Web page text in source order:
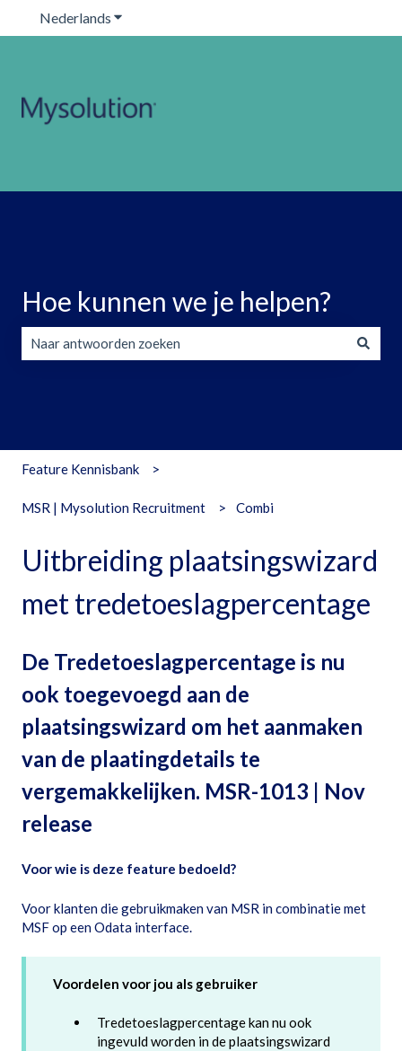
Nederlands Submenu tonen voor vertalingen
Hoe kunnen we je helpen?
Feature Kennisbank
MSR | Mysolution Recruitment Combi
Uitbreiding plaatsingswizard
met tredetoeslagpercentage
De Tredetoeslagpercentage is nu
ook toegevoegd aan de
plaatsingswizard om het aanmaken
van de plaatingdetails te
vergemakkelijken. MSR-1013 | Nov
release
Voor wie is deze feature bedoeld?
Voor klanten die gebruikmaken van MSR in combinatie met
MSF op een Odata interface.
Voordelen voor jou als gebruiker
Tredetoeslagpercentage kan nu ook
ingevuld worden in de plaatsingswizard